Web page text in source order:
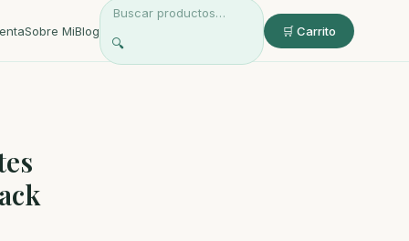
Sobre MiBlog
🔍
🛒 Carrito